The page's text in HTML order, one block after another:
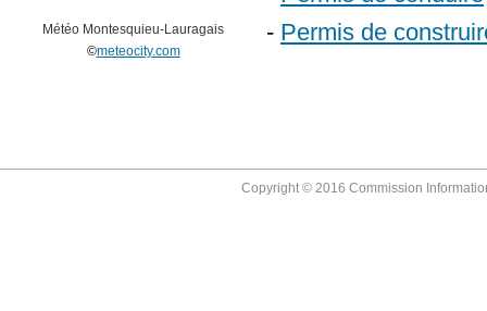
Météo Montesquieu-Lauragais
©meteocity.com
- Permis de
Copyright © 2016 Commission